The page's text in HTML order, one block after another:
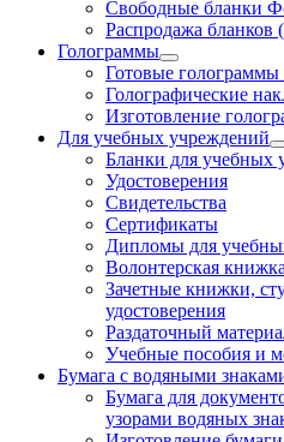
Свободные бланки
Распродажа бланков
Голограммы
Готовые голограммы
Голографические
Изготовление
Для учебных учреждений
Бланки для учебных
Удостоверения
Свидетельства
Сертификаты
Дипломы для
Волонтерская книжка
Зачетные книжки,
удостоверения
Раздаточный
Учебные пособия и
Бумага с водяными
Бумага для
узорами водяных